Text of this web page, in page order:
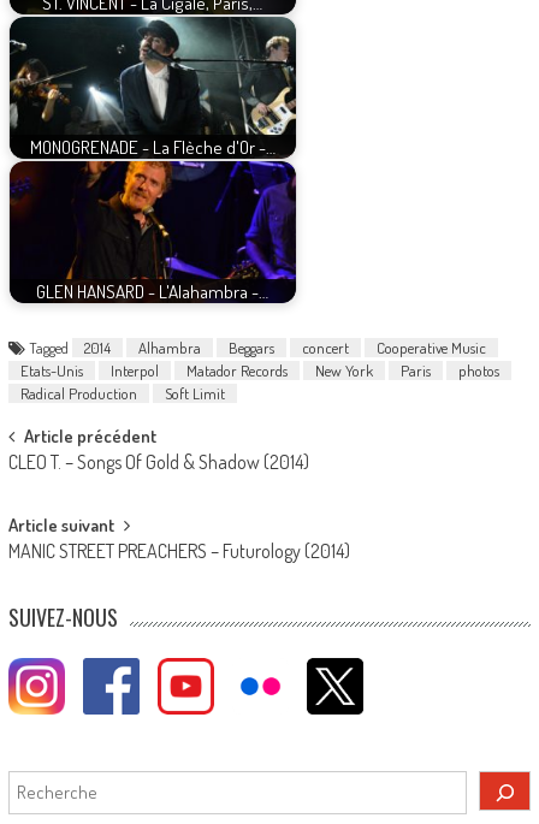
MONOGRENADE - La Flèche d'Or -…
GLEN HANSARD - L'Alahambra -…
Tagged 2014 Alhambra Beggars concert
Cooperative Music
Etats-Unis
Interpol Matador Records New York Paris
photos
Radical Production
Soft Limit
Post
navigation
Article précédent
CLEO T. – Songs Of Gold & Shadow (2014)
Article suivant
MANIC STREET PREACHERS – Futurology (2014)
SUIVEZ-NOUS
Rechercher